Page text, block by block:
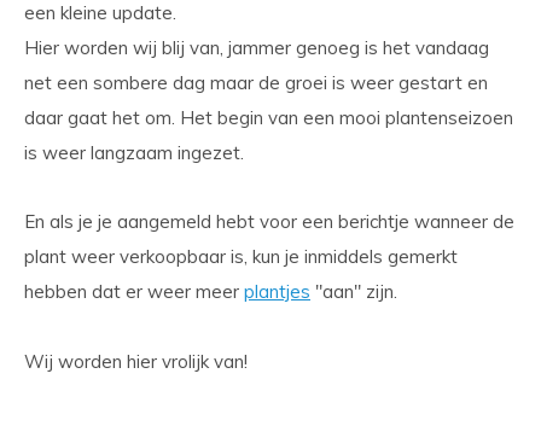
een kleine update.
Hier worden wij blij van, jammer genoeg is het vandaag
net een sombere dag maar de groei is weer gestart en
daar gaat het om. Het begin van een mooi plantenseizoen
is weer langzaam ingezet.
En als je je aangemeld hebt voor een berichtje wanneer de
plant weer verkoopbaar is, kun je inmiddels gemerkt
hebben dat er weer meer plantjes "aan" zijn.
Wij worden hier vrolijk van!